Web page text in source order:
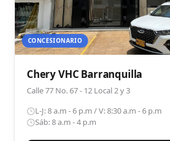
CONCESIONARIO
Chery VHC Barranquilla
Calle 77 No. 67 - 12 Local 2 y 3
L-J: 8 a.m - 6 p.m / V: 8:30 a.m - 6 p.m
Sáb: 8 a.m - 4 p.m